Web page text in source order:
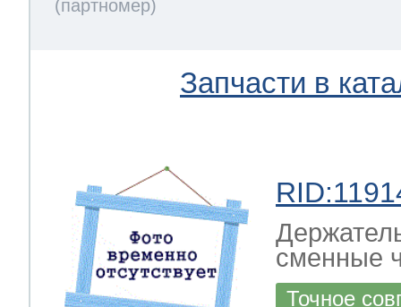
Запчасти в
сменные
Точное